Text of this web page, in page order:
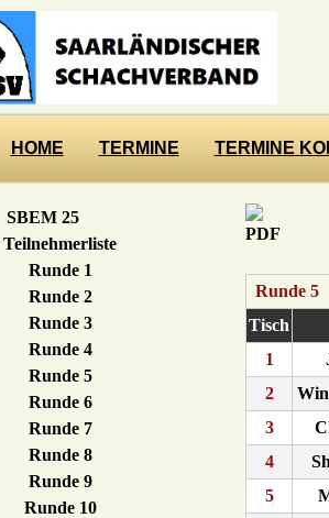
HOME TERMINE TERMINE
SBEM 25
Teilnehmerliste
Runde 1
Runde 2
Runde 3
Runde 4
Runde 5
Runde 6
Runde 7
Runde 8
Runde 9
Runde 10
Runde 5
Tisch
1
2
3
4
5